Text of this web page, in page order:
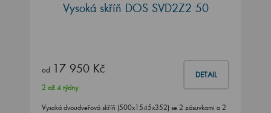
Vysoká skříň DOS SVD2Z2 50
od 17 950 Kč DETAIL
2 až 4 týdny
Vysoká dvoudveřová skříň (500x1545x352) se 2 zásuvkami a 2